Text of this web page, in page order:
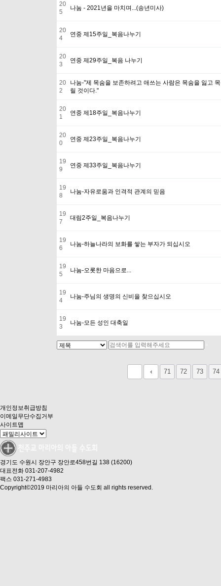
20
5
나눔 - 2021년을 마치며...(송년미사)
20
4
연중 제15주일_복음나누기
20
3
연중 제29주일_복음 나누기
20
2
나눔-"제 목숨을 보존하려고 애쓰는 사람은 목숨을 잃고
릴 것이다."
20
1
연중 제18주일_복음나누기
20
0
연중 제23주일_복음나누기
19
9
연중 제33주일_복음나누기
19
8
나눔-자유로움과 인격적 관계의 믿음
19
7
대림2주일_복음나누기
19
6
나눔-하늘나라의 보화를 쌓는 부자가 되십시오
19
5
나눔-오롯한 마음으로...
19
4
나눔-주님의 생명의 신비을 찾으십시오
19
3
나눔-모든 성인 대축일
71 72 73 74
개인정보취급방침
이메일무단수집거부
사이트맵
경기도 수원시 장안구 장안로458번길 138 (16200)
대표전화 031-207-4982
팩스 031-271-4983
Copyright©2019 마리아의 아들 수도회 all rights reserved.